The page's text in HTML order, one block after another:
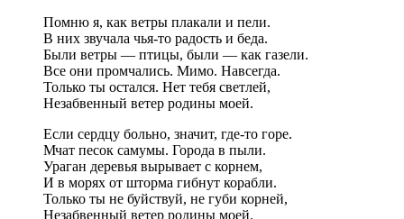
Помню я, как ветры плакали и пели.
В них звучала чья-то радость и беда.
Были ветры — птицы, были — как газели.
Все они промчались. Мимо. Навсегда.
Только ты остался. Нет тебя светлей,
Незабвенный ветер родины моей.
Если сердцу больно, значит, где-то горе.
Мчат песок самумы. Города в пыли.
Ураган деревья вырывает с корнем,
И в морях от шторма гибнут корабли.
Только ты не буйствуй, не губи корней,
Незабвенный ветер родины моей.